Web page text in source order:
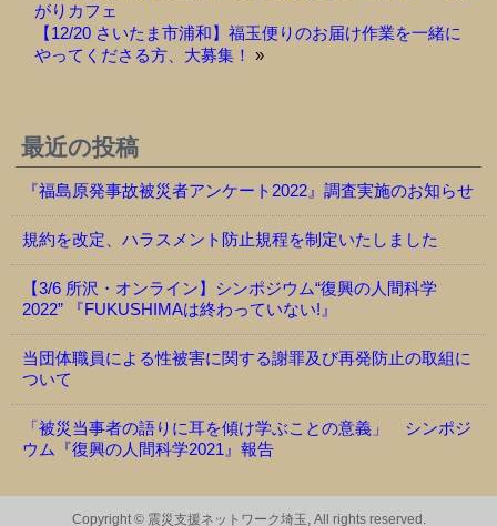
がりカフェ
【12/20 さいたま市浦和】福玉便りのお届け作業を一緒に
やってくださる方、大募集！
»
最近の投稿
『福島原発事故被災者アンケート2022』調査実施のお知らせ
規約を改定、ハラスメント防止規程を制定いたしました
【3/6 所沢・オンライン】シンポジウム“復興の人間科学
2022” 『FUKUSHIMAは終わっていない!』
当団体職員による性被害に関する謝罪及び再発防止の取組に
ついて
「被災当事者の語りに耳を傾け学ぶことの意義」 シンポジ
ウム『復興の人間科学2021』報告
Copyright © 震災支援ネットワーク埼玉, All rights reserved.